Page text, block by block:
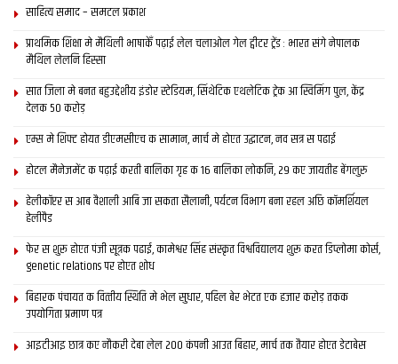
साहित्य समाद – समटल प्रकाश
प्राथमिक शि‍क्षा मे मैथि‍ली भाषाकेँ पढ़ाई लेल चलाओल गेल ट्वीटर ट्रेंड : भारत संगे नेपालक
मैथिल लेलनि हिस्सा
सात जिला मे बनत बहुउद्देशीय इंडोर स्‍टेडि‍यम, सिंथेटिक एथलेटिक ट्रेक आ स्विमिंग पुल, केंद्र
देलक 50 करोड़
एम्स मे शिफ्ट होयत डीएमसीएच क सामान, मार्च मे होएत उद्घाटन, नव सत्र स पढाई
होटल मैनेजमेंट क पढ़ाई करती बालिका गृह क 16 बालिका लोकनि, 29 कए जायतीह बेंगलुरु
हेलीकॉप्टर स आब वैशाली आबि जा सकता सैलानी, पर्यटन विभाग बना रहल अछि कॉमर्शियल
हेलीपैड
फेर स शुरू होएत पंजी सूत्रक पढाई, कामेश्वर सिंह संस्कृत विश्वविद्यालय शुरू करत डिप्लोमा कोर्स,
genetic relations पर होएत शोध
बिहारक पंचायत क वित्‍तीय स्थिति मे भेल सुधार, पहिल बेर भेटत एक हजार करोड़ तकक
उपयोगिता प्रमाण पत्र
आइटीआइ छात्र कए नौकरी देबा लेल 200 कंपनी आउत बिहार, मार्च तक तैयार होएत डेटाबेस